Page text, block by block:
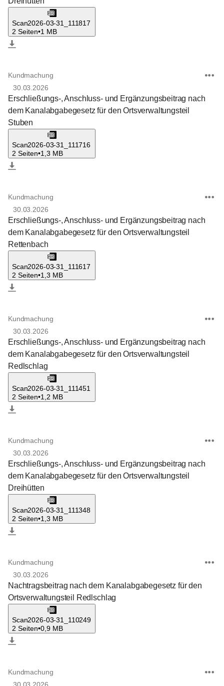
Scan2026-03-31_111817
2 Seiten•1 MB
Kundmachung
30.03.2026
Erschließungs-, Anschluss- und Ergänzungsbeitrag nach
dem Kanalabgabegesetz für den Ortsverwaltungsteil
Stuben
Scan2026-03-31_111716
2 Seiten•1,3 MB
Kundmachung
30.03.2026
Erschließungs-, Anschluss- und Ergänzungsbeitrag nach
dem Kanalabgabegesetz für den Ortsverwaltungsteil
Rettenbach
Scan2026-03-31_111617
2 Seiten•1,3 MB
Kundmachung
30.03.2026
Erschließungs-, Anschluss- und Ergänzungsbeitrag nach
dem Kanalabgabegesetz für den Ortsverwaltungsteil
Redlschlag
Scan2026-03-31_111451
2 Seiten•1,2 MB
Kundmachung
30.03.2026
Erschließungs-, Anschluss- und Ergänzungsbeitrag nach
dem Kanalabgabegesetz für den Ortsverwaltungsteil
Dreihütten
Scan2026-03-31_111348
2 Seiten•1,3 MB
Kundmachung
30.03.2026
Nachtragsbeitrag nach dem Kanalabgabegesetz für den
Ortsverwaltungsteil Redlschlag
Scan2026-03-31_110249
2 Seiten•0,9 MB
Kundmachung